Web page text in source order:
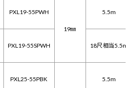
PXL19-55PWH
19㎜
5.5m
PXL19-55SPWH 18尺相当5.5m
PXL25-55PBK 5.5m